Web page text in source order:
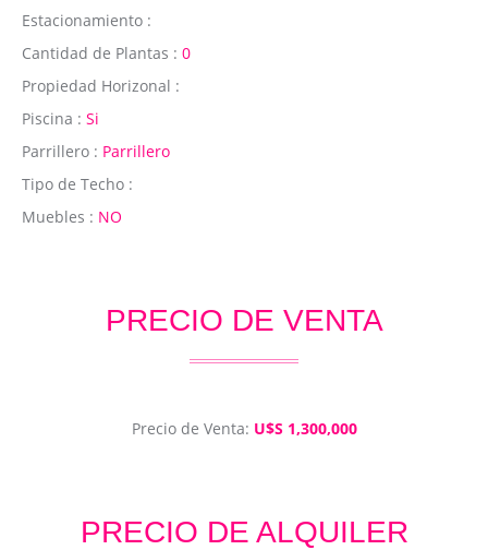
Estacionamiento :
Cantidad de Plantas : 0
Propiedad Horizonal :
Piscina : Si
Parrillero : Parrillero
Tipo de Techo :
Muebles : NO
PRECIO DE VENTA
Precio de Venta: U$S 1,300,000
PRECIO DE ALQUILER